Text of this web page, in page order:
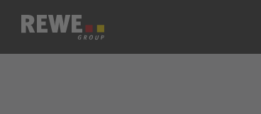
Zum Inhalt springen